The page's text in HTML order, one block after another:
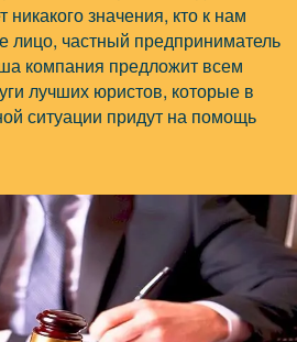
значения, кто к нам
лицо, частный предприниматель
компания предложит всем
лучших юристов, которые в
ситуации придут на помощь